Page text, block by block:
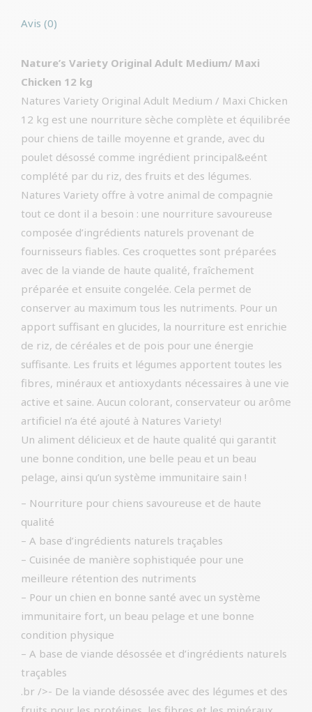
Avis (0)
Nature’s Variety Original Adult Medium/ Maxi
Chicken 12 kg
Natures Variety Original Adult Medium / Maxi Chicken
12 kg est une nourriture sèche complète et équilibrée
pour chiens de taille moyenne et grande, avec du
poulet désossé comme ingrédient principal&eént
complété par du riz, des fruits et des légumes.
Natures Variety offre à votre animal de compagnie
tout ce dont il a besoin : une nourriture savoureuse
composée d’ingrédients naturels provenant de
fournisseurs fiables. Ces croquettes sont préparées
avec de la viande de haute qualité, fraîchement
préparée et ensuite congelée. Cela permet de
conserver au maximum tous les nutriments. Pour un
apport suffisant en glucides, la nourriture est enrichie
de riz, de céréales et de pois pour une énergie
suffisante. Les fruits et légumes apportent toutes les
fibres, minéraux et antioxydants nécessaires à une vie
active et saine. Aucun colorant, conservateur ou arôme
artificiel n’a été ajouté à Natures Variety!
Un aliment délicieux et de haute qualité qui garantit
une bonne condition, une belle peau et un beau
pelage, ainsi qu’un système immunitaire sain !
– Nourriture pour chiens savoureuse et de haute
qualité
– A base d’ingrédients naturels traçables
– Cuisinée de manière sophistiquée pour une
meilleure rétention des nutriments
– Pour un chien en bonne santé avec un système
immunitaire fort, un beau pelage et une bonne
condition physique
– A base de viande désossée et d’ingrédients naturels
traçables
.br />- De la viande désossée avec des légumes et des